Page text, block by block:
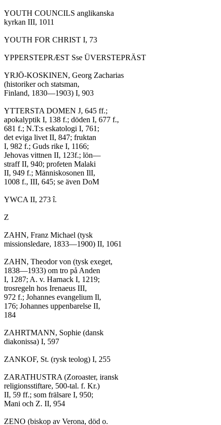
YOUTH COUNCILS anglikanska
kyrkan III, 1011
YOUTH FOR CHRIST I, 73
YPPERSTEPRÆST Sse ÜVERSTEPRÄST
YRJÖ-KOSKINEN, Georg Zacharias
(historiker och statsman,
Finland, 1830—1903) I, 903
YTTERSTA DOMEN J, 645 ff.;
apokalyptik I, 138 f.; döden I, 677 f.,
681 f.; N.T:s eskatologi I, 761;
det eviga livet II, 847; fruktan
I, 982 f.; Guds rike I, 1166;
Jehovas vittnen II, 123f.; lön—
straff II, 940; profeten Malaki
II, 949 f.; Människosonen IlI,
1008 f., III, 645; se även DoM
YWCA II, 273 î.
Z
ZAHN, Franz Michael (tysk
missionsledare, 1833—1900) II, 1061
ZAHN, Theodor von (tysk exeget,
1838—1933) om tro på Anden
I, 1287; A. v. Harnack I, 1219;
trosregeln hos Irenaeus III,
972 f.; Johannes evangelium Il,
176; Johannes uppenbarelse II,
184
ZAHRTMANN, Sophie (dansk
diakonissa) I, 597
ZANKOF, St. (rysk teolog) I, 255
ZARATHUSTRA (Zoroaster, iransk
religionsstiftare, 500-tal. f. Kr.)
II, 59 ff.; som frälsare I, 950;
Mani och Z. II, 954
ZENO (biskop av Verona, död o.